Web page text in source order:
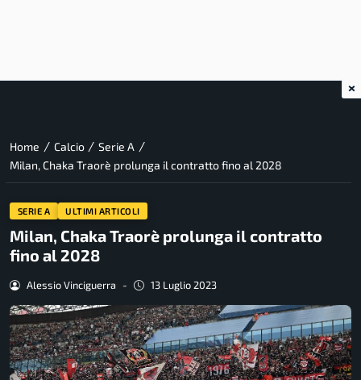
Home / Calcio / Serie A /
Milan, Chaka Traorè prolunga il contratto fino al 2028
SERIE A ULTIMI ARTICOLI
Milan, Chaka Traorè prolunga il contratto
fino al 2028
Alessio Vinciguerra - 13 Luglio 2023
×